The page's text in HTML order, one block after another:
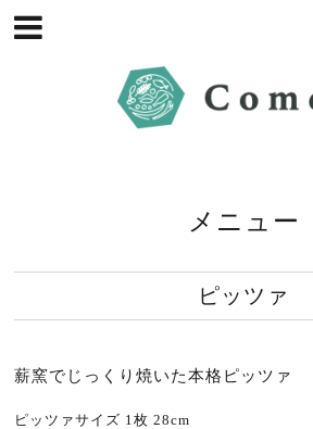
メニュー
ピッツァ
薪窯でじっくり焼いた本格ピッツァ
ピッツァサイズ 1枚 28cm